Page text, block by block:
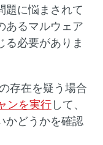
題に悩まされて
あるマルウェア
る必要がありま
存在を疑う場合
ンを実行して、
かどうかを確認